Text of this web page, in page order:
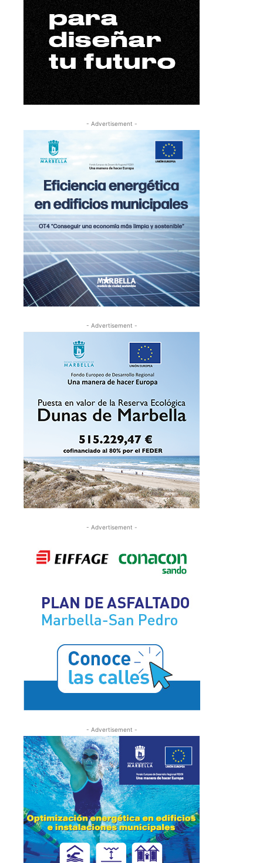
- Advertisement -
- Advertisement -
- Advertisement -
- Advertisement -